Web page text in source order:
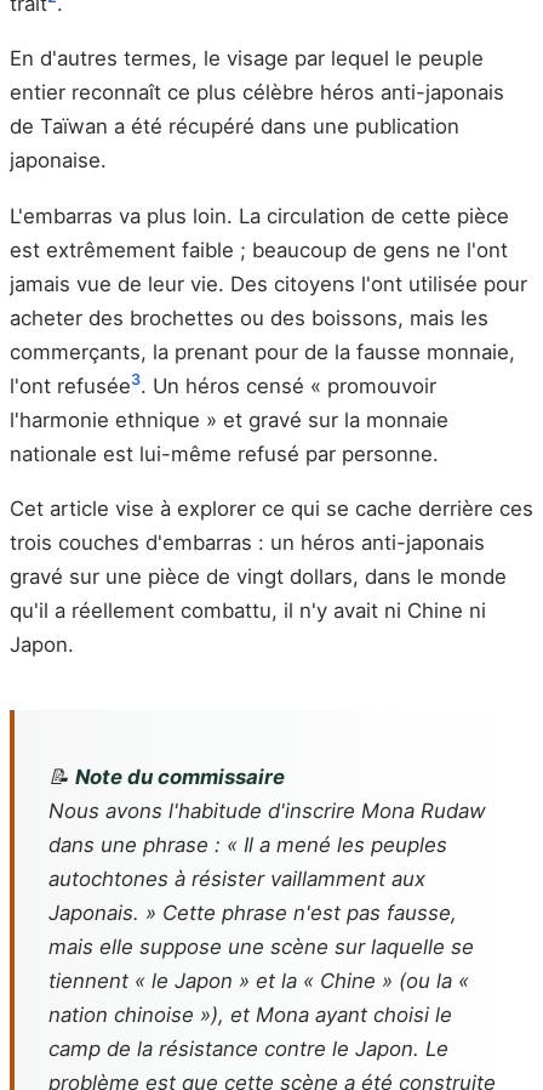
En d'autres termes, le visage par lequel le peuple
entier reconnaît ce plus célèbre héros anti-japonais
de Taïwan a été récupéré dans une publication
japonaise.
L'embarras va plus loin. La circulation de cette pièce
est extrêmement faible ; beaucoup de gens ne l'ont
jamais vue de leur vie. Des citoyens l'ont utilisée pour
acheter des brochettes ou des boissons, mais les
commerçants, la prenant pour de la fausse monnaie,
l'ont refusée3. Un héros censé « promouvoir
l'harmonie ethnique » et gravé sur la monnaie
nationale est lui-même refusé par personne.
Cet article vise à explorer ce qui se cache derrière ces
trois couches d'embarras : un héros anti-japonais
gravé sur une pièce de vingt dollars, dans le monde
qu'il a réellement combattu, il n'y avait ni Chine ni
Japon.
📝 Note du commissaire
Nous avons l'habitude d'inscrire Mona Rudaw
dans une phrase : « Il a mené les peuples
autochtones à résister vaillamment aux
Japonais. » Cette phrase n'est pas fausse,
mais elle suppose une scène sur laquelle se
tiennent « le Japon » et la « Chine » (ou la «
nation chinoise »), et Mona ayant choisi le
camp de la résistance contre le Japon. Le
problème est que cette scène a été construite